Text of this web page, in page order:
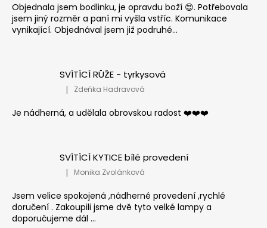
Objednala jsem bodlinku, je opravdu boží 😍. Potřebovala
jsem jiný rozměr a paní mi vyšla vstříc. Komunikace
vynikající. Objednával jsem již podruhé...
SVÍTÍCÍ RŮŽE - tyrkysová
Hodnocení produktu je 5 z 5 hvězdiček.
| Zdeňka Hadravová
Je nádherná, a udělala obrovskou radost ❤️❤️❤️
SVÍTÍCÍ KYTICE bílé provedení
Hodnocení produktu je 5 z 5 hvězdiček.
| Monika Zvolánková
Jsem velice spokojená ,nádherné provedení ,rychlé
doručení . Zakoupili jsme dvě tyto velké lampy a
doporučujeme dál ...